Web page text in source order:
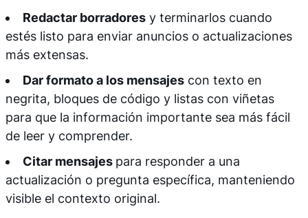
Redactar borradores y terminarlos cuando
estés listo para enviar anuncios o actualizaciones
más extensas.
Dar formato a los mensajes con texto en
negrita, bloques de código y listas con viñetas
para que la información importante sea más fácil
de leer y comprender.
Citar mensajes para responder a una
actualización o pregunta específica, manteniendo
visible el contexto original.